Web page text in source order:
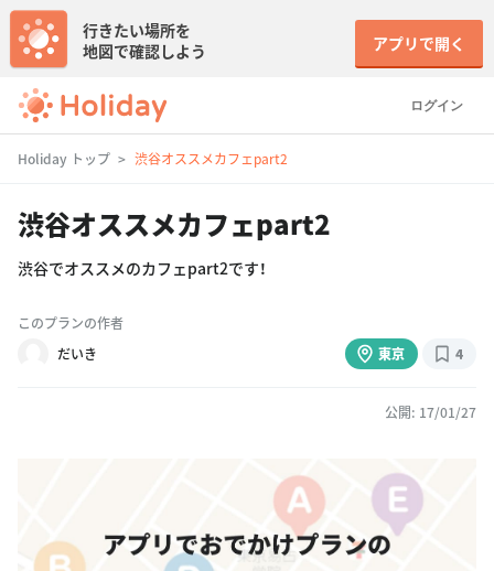
ログイン
行きたい場所を
地図で確認しよう
アプリで開く
Holiday トップ 渋谷オススメカフェpart2
渋谷オススメカフェpart2
渋谷でオススメのカフェpart2です！
このプランの作者
だいき
東京 4
公開: 17/01/27